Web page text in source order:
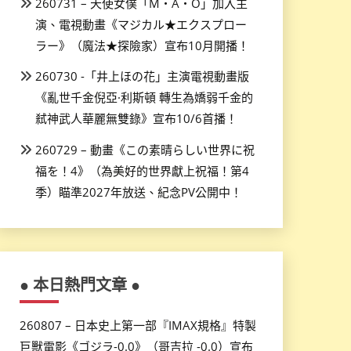
演、電視動畫《マジカル★エクスプロー
ラー》（魔法★探險家）宣布10月開播！
260730 -「井上ほの花」主演電視動畫版
《亂世千金倪亞·利斯頓 轉生為嬌弱千金的
弒神武人華麗無雙錄》宣布10/6首播！
260729 – 動畫《この素晴らしい世界に祝
福を！4》（為美好的世界獻上祝福！第4
季）瞄準2027年放送、紀念PV公開中！
● 本日熱門文章 ●
260807 – 日本史上第一部『IMAX規格』特製
巨獸電影《ゴジラ-0.0》（哥吉拉 -0.0）宣布